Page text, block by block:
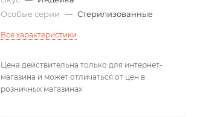
Особые серии — Стерилизованные
Все характеристики
Цена действительна только для интернет-
магазина и может отличаться от цен в
розничных магазинах